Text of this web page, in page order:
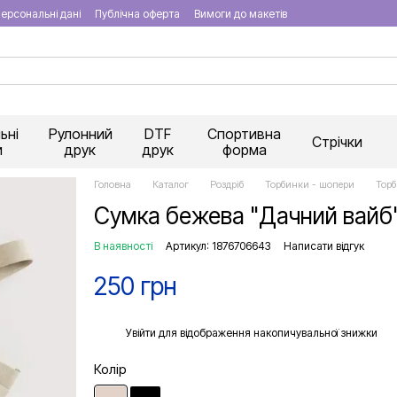
дані Публічна оферта Вимоги до макетів
Рулонний
друк
DTF
друк
Спортивна
форма
Стрічки
Головна Каталог Роздріб Торбинки - шопери
Сумка бежева "Дачний
В наявності Артикул: 1876706643 Написати відгук
250 грн
Увійти для відображення накопичувальної знижки
Колір